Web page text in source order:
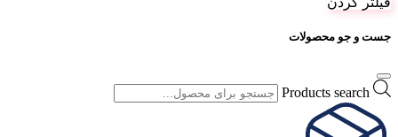
جست و جو محصولات
Products search